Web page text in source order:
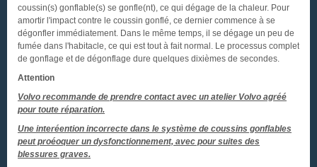
coussin(s) gonflable(s) se gonfle(nt), ce qui dégage de la chaleur. Pour
amortir l'impact contre le coussin gonflé, ce dernier commence à se
dégonfler immédiatement. Dans le même temps, il se dégage un peu de
fumée dans l'habitacle, ce qui est tout à fait normal. Le processus complet
de gonflage et de dégonflage dure quelques dixièmes de secondes.
Attention
Volvo recommande de prendre contact avec un atelier Volvo agréé
pour toute réparation.
Une interéention incorrecte dans le système de coussins gonflables
peut proéoquer un dysfonctionnement, avec pour suites des
blessures graves.